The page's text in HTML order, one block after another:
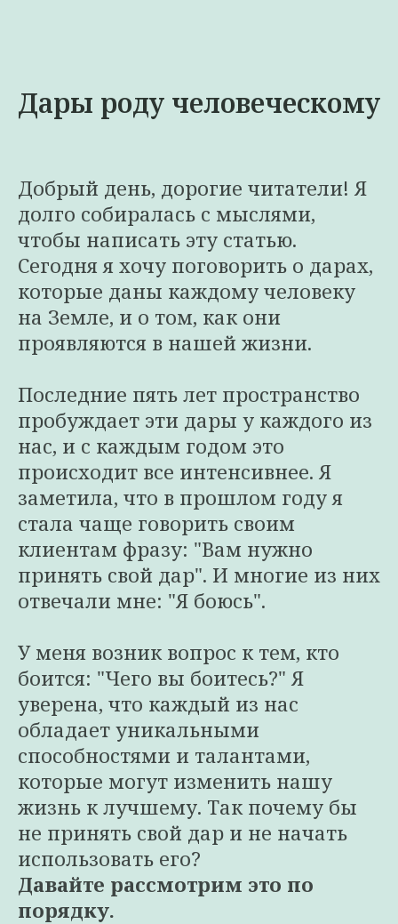
Дары роду человеческому
Добрый день, дорогие читатели! Я
долго собиралась с мыслями,
чтобы написать эту статью.
Сегодня я хочу поговорить о дарах,
которые даны каждому человеку
на Земле, и о том, как они
проявляются в нашей жизни.
Последние пять лет пространство
пробуждает эти дары у каждого из
нас, и с каждым годом это
происходит все интенсивнее. Я
заметила, что в прошлом году я
стала чаще говорить своим
клиентам фразу: "Вам нужно
принять свой дар". И многие из них
отвечали мне: "Я боюсь".
У меня возник вопрос к тем, кто
боится: "Чего вы боитесь?" Я
уверена, что каждый из нас
обладает уникальными
способностями и талантами,
которые могут изменить нашу
жизнь к лучшему. Так почему бы
не принять свой дар и не начать
использовать его?
Давайте рассмотрим это по
порядку.